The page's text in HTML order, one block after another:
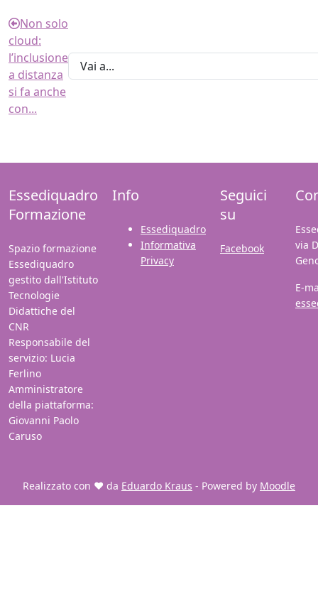
Non solo
cloud:
l’inclusione
a distanza
si fa anche
con...
Essediquadro
Formazione
Spazio formazione
Essediquadro
gestito dall'Istituto
Tecnologie
Didattiche del
CNR
Responsabile del
servizio: Lucia
Ferlino
Amministratore
della piattaforma:
Giovanni Paolo
Caruso
Info
Essediquadro
Informativa
Privacy
Seguici
su
Facebook
via
E-
Realizzato con ❤️ da Eduardo Kraus - Powered by Moodle